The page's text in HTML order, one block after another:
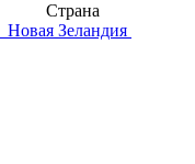
Страна
Новая Зеландия